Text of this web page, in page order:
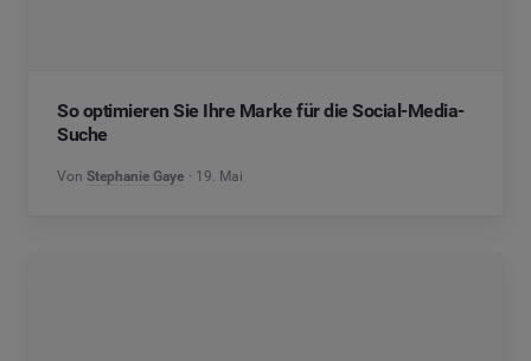
So optimieren Sie Ihre Marke für die Social-Media-
Suche
Von Stephanie Gaye 19. Mai